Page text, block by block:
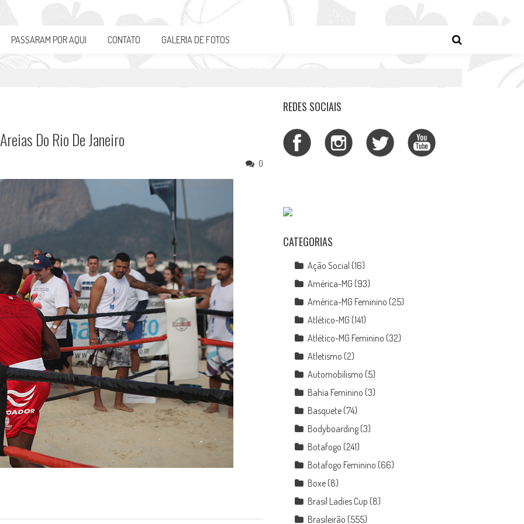
PASSARAM POR AQUI CONTATO GALERIA DE FOTOS
Do Rio De Janeiro
0
REDES SOCIAIS
CATEGORIAS
Ação Social (16)
América-MG (93)
América-MG Feminino (25)
Atlético-MG (141)
Atlético-MG Feminino (32)
Atletismo (2)
Automobilismo (5)
Bahia Feminino (3)
Basquete (74)
Bodyboarding (3)
Botafogo (241)
Botafogo Feminino (66)
Boxe (8)
Brasil Ladies Cup (8)
Brasileirão (555)